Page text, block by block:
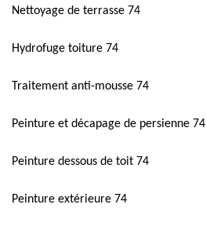
Nettoyage de terrasse 74
Hydrofuge toiture 74
Traitement anti-mousse 74
Peinture et décapage de persienne 74
Peinture dessous de toit 74
Peinture extérieure 74